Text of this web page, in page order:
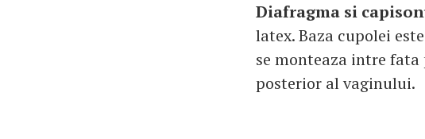
Diafragma si
latex. Baza cupolei
se monteaza intre
posterior al vaginului.